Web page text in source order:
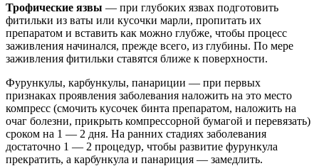
Трофические язвы — при глубоких язвах подготовить
фитильки из ваты или кусочки марли, пропитать их
препаратом и вставить как можно глубже, чтобы процесс
заживления начинался, прежде всего, из глубины. По мере
заживления фитильки ставятся ближе к поверхности.
Фурункулы, карбункулы, панариции — при первых
признаках проявления заболевания наложить на это место
компресс (смочить кусочек бинта препаратом, наложить на
очаг болезни, прикрыть компрессорной бумагой и перевязать)
сроком на 1 — 2 дня. На ранних стадиях заболевания
достаточно 1 — 2 процедур, чтобы развитие фурункула
прекратить, а карбункула и панариция — замедлить.